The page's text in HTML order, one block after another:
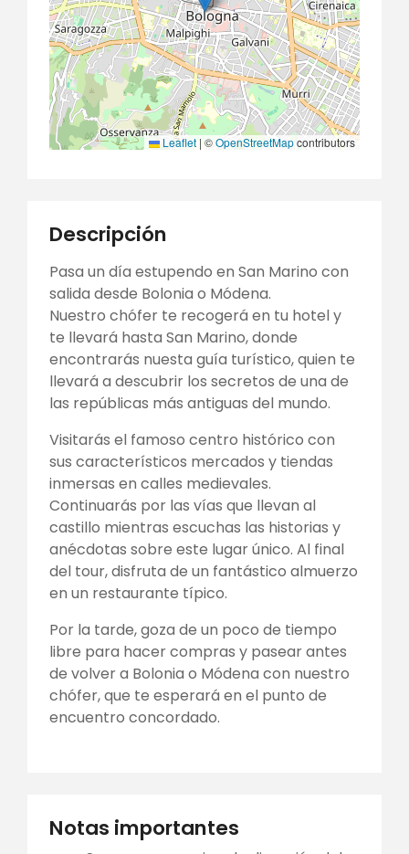
Leaflet | ©OpenStreetMapcontributors
Descripción
Pasa un día estupendo en San Marino con
salida desde Bolonia o Módena.
Nuestro chófer te recogerá en tu hotel y
te llevará hasta San Marino, donde
encontrarás nuesta guía turístico, quien te
llevará a descubrir los secretos de una de
las repúblicas más antiguas del mundo.
Visitarás el famoso centro histórico con
sus característicos mercados y tiendas
inmersas en calles medievales.
Continuarás por las vías que llevan al
castillo mientras escuchas las historias y
anécdotas sobre este lugar único. Al final
del tour, disfruta de un fantástico almuerzo
en un restaurante típico.
Por la tarde, goza de un poco de tiempo
libre para hacer compras y pasear antes
de volver a Bolonia o Módena con nuestro
chófer, que te esperará en el punto de
encuentro concordado.
Notas importantes